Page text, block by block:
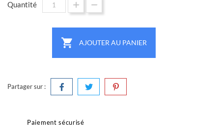
Quantité
 AJOUTER AU PANIER
Partager sur :
Paiement sécurisé